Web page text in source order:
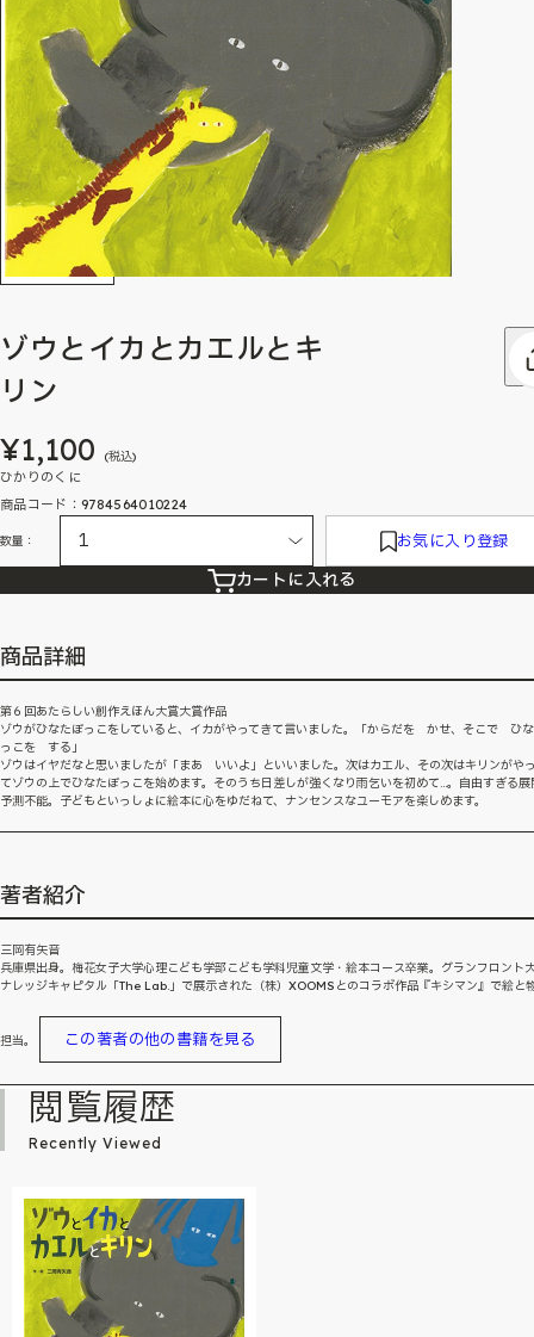
ゾウとイカとカエルとキ
リン
¥1,100 (税込)
ひかりのくに
商品コード：9784564010224
数量： お気に入り登録
カートに入れる
商品詳細
第６回あたらしい創作えほん大賞大賞作品
ゾウがひなたぼっこをしていると、イカがやってきて言いました。「からだを かせ、そこで ひ
っこを する」
ゾウはイヤだなと思いましたが「まあ いいよ」といいました。次はカエル、その次はキリンがや
てゾウの上でひなたぼっこを始めます。そのうち日差しが強くなり雨乞いを初めて…。自由すぎる展
予測不能。子どもといっしょに絵本に心をゆだねて、ナンセンスなユーモアを楽しめます。
著者紹介
三岡有矢音
兵庫県出身。梅花女子大学心理こども学部こども学科児童文学・絵本コース卒業。グランフロント
ナレッジキャピタル「The Lab.」で展示された（株）XOOMSとのコラボ作品『キシマン』で絵と
担当。 この著者の他の書籍を見る
閲覧履歴
Recently Viewed